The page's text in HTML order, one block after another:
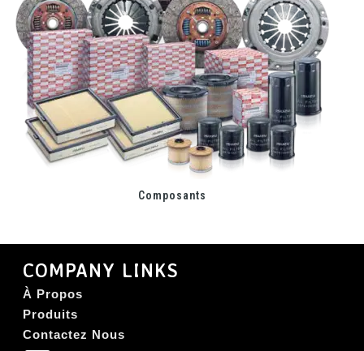
Composants
COMPANY LINKS
À Propos
Produits
Contactez Nous